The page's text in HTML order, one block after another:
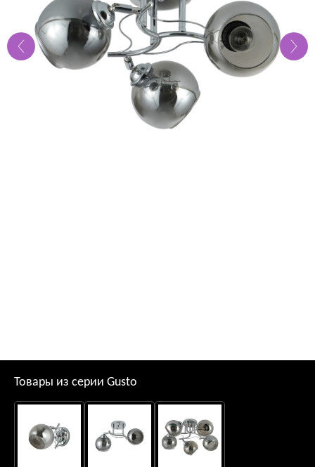
Товары из серии Gusto